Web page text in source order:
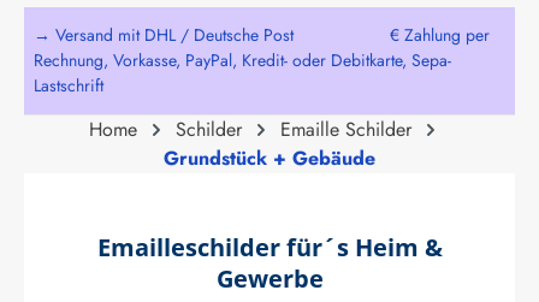
→ Versand mit DHL / Deutsche Post € Zahlung per
Rechnung, Vorkasse, PayPal, Kredit- oder Debitkarte, Sepa-
Lastschrift
Home Schilder
Emaille Schilder
Grundstück + Gebäude
Emailleschilder für´s Heim &
Gewerbe